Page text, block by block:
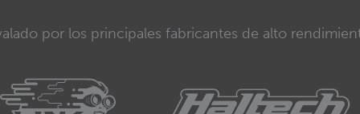
por los principales fabricantes de alto